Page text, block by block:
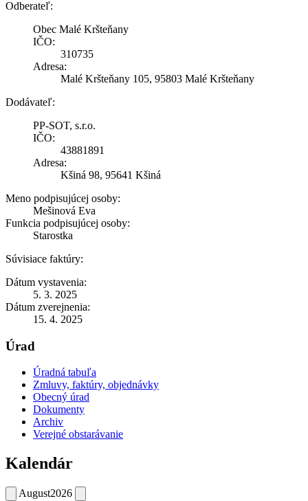
Odberateľ:
Obec Malé Kršteňany
IČO:
310735
Adresa:
Malé Kršteňany 105, 95803 Malé Kršteňany
Dodávateľ:
PP-SOT, s.r.o.
IČO:
43881891
Adresa:
Kšiná 98, 95641 Kšiná
Meno podpisujúcej osoby:
Mešinová Eva
Funkcia podpisujúcej osoby:
Starostka
Súvisiace faktúry:
Dátum vystavenia:
5. 3. 2025
Dátum zverejnenia:
15. 4. 2025
Úrad
Úradná tabuľa
Zmluvy, faktúry, objednávky
Obecný úrad
Dokumenty
Archiv
Verejné obstarávanie
Kalendár
August2026